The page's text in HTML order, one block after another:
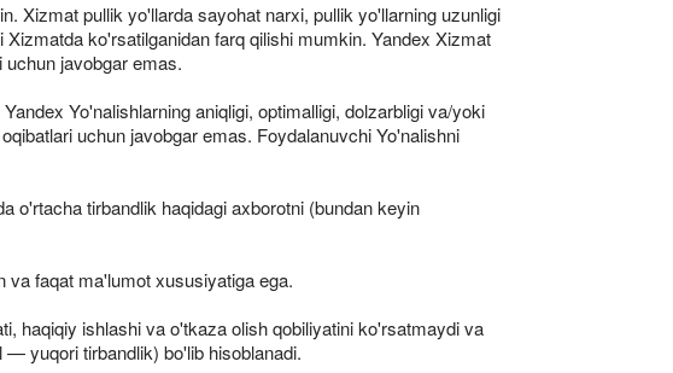
Xizmat pullik yo'llarda sayohat narxi, pullik yo'llarning uzunligi
ko'rsatilganidan farq qilishi mumkin. Yandex Xizmat
uchun javobgar emas.
Yo'nalishlarning aniqligi, optimalligi, dolzarbligi va/yoki
uchun javobgar emas. Foydalanuvchi Yo'nalishni
o'rtacha tirbandlik haqidagi axborotni (bundan keyin
va faqat ma'lumot xususiyatiga ega.
haqiqiy ishlashi va o'tkaza olish qobiliyatini ko'rsatmaydi va
yuqori tirbandlik) bo'lib hisoblanadi.